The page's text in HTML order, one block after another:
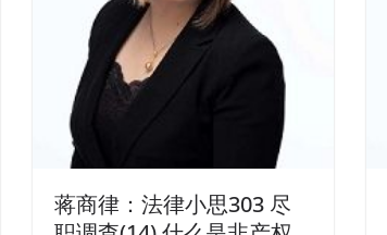
蒋商律：法律小思303 尽